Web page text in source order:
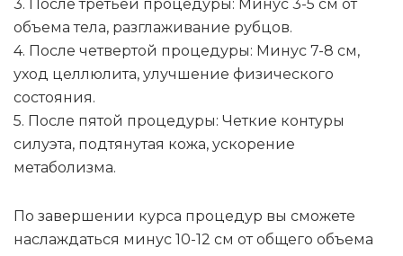
3. После третьей процедуры: Минус 3-5 см от
объема тела, разглаживание рубцов.
4. После четвертой процедуры: Минус 7-8 см,
уход целлюлита, улучшение физического
состояния.
5. После пятой процедуры: Четкие контуры
силуэта, подтянутая кожа, ускорение
метаболизма.
По завершении курса процедур вы сможете
наслаждаться минус 10-12 см от общего объема